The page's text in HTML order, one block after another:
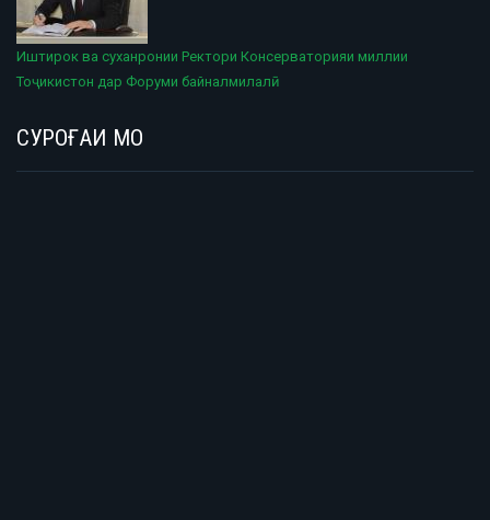
Иштирок ва суханронии Ректори Консерваторияи миллии
Тоҷикистон дар Форуми байналмилалӣ
СУРОҒАИ МО